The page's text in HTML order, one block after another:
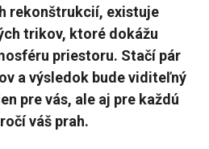
rekonštrukcií, existuje
trikov, ktoré dokážu
priestoru. Stačí pár
a výsledok bude viditeľný
pre vás, ale aj pre každú
váš prah.